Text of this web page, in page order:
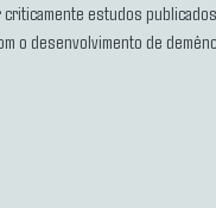
estudos
o desenvolvimento de